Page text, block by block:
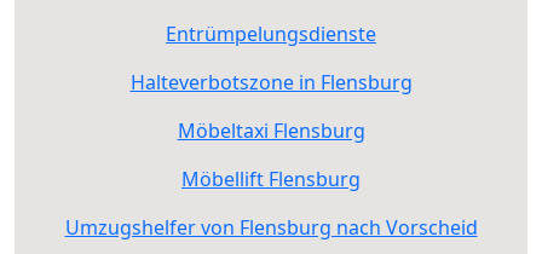
Entrümpelungsdienste
Halteverbotszone in Flensburg
Möbeltaxi Flensburg
Möbellift Flensburg
Umzugshelfer von Flensburg nach Vorscheid